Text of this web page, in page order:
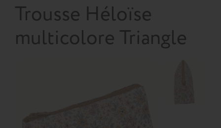
Trousse Héloïse
multicolore Triangle